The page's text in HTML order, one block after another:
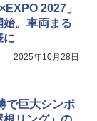
2027」
。車両まる
に
2025年10月28日
で巨大シンボ